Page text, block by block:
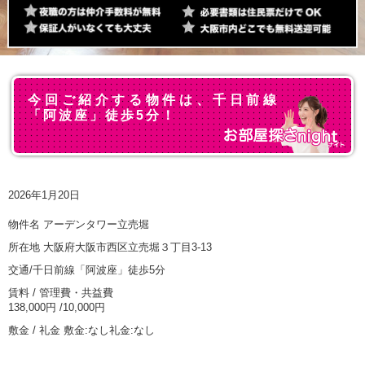
今回ご紹介する物件は、千日前線
「阿波座」徒歩5分！
2026年1月20日
物件名 アーデンタワー立売堀
所在地 大阪府大阪市西区立売堀３丁目3-13
交通/千日前線「阿波座」徒歩5分
賃料 / 管理費・共益費
138,000円 /10,000円
敷金 / 礼金 敷金:なし礼金:なし